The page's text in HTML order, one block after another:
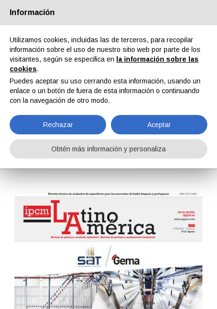
Quiénes somos Socios Contactos Área reservada
LatinoAmérica n. 31, Vol. VII, Agosto 2020
Revistas LatinoAmérica LatinoAmérica n. 31, Vol. VII, Agosto 2020
Información
Utilizamos cookies, incluidas las de terceros, para recopilar
información sobre el uso de nuestro sitio web por parte de los
visitantes, según se especifica en
la información sobre las
cookies.
Puedes aceptar su uso cerrando esta información, usando un
enlace o un botón de fuera de esta información o continuando
con la navegación de otro modo.
Rechazar Aceptar
Obtén más información y personaliza